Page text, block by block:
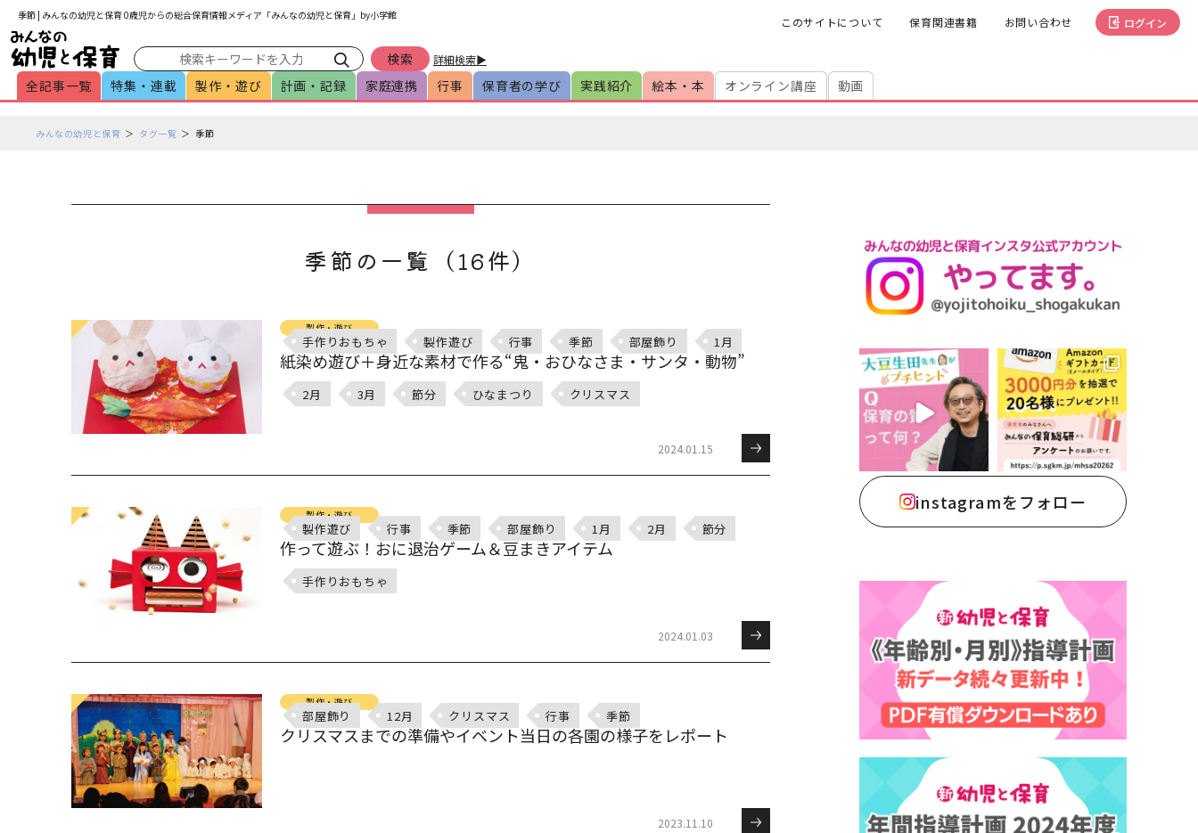
季節 | みんなの幼児と保育 0歳児からの総合保育情報メディア「みんなの幼児と保育」by小学館 このサイトについて 保育関連書籍 お問い合わせ ログイン
詳細検索▶
全記事一覧 特集・連載 製作・遊び 計画・記録 家庭連携 行事 保育者の学び 実践紹介 絵本・本 オンライン講座 動画
みんなの幼児と保育 タグ一覧 季節
季節の一覧（16件）
製作・遊び
紙染め遊び＋身近な素材で作る“鬼・おひなさま・サンタ・動物”
手作りおもちゃ 製作遊び 行事 季節 部屋飾り 1月
2月 3月 節分 ひなまつり クリスマス
2024.01.15
製作・遊び
作って遊ぶ！おに退治ゲーム＆豆まきアイテム
製作遊び 行事 季節 部屋飾り 1月 2月 節分
手作りおもちゃ
2024.01.03
製作・遊び
クリスマスまでの準備やイベント当日の各園の様子をレポート
部屋飾り 12月 クリスマス 行事 季節
2023.11.10
instagramをフォロー